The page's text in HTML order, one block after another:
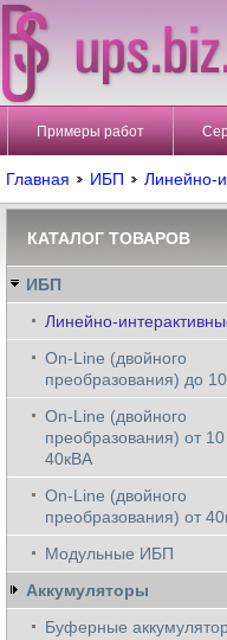
Примеры работ
Главная ИБП Линейно-
КАТАЛОГ ТОВАРОВ
ИБП
Линейно-
On-Line (двойного
преобразования) до
On-Line (двойного
преобразования) от
40кВА
On-Line (двойного
преобразования) от
Модульные ИБП
Аккумуляторы
Буферные